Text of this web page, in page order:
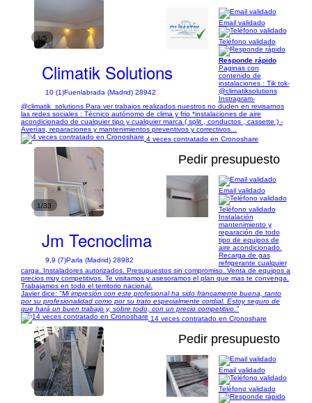
1/5
Climatik Solutions
10 (1)Fuenlabrada (Madrid) 28942
Email validado
Teléfono validado
Responde rápido
Paginas con
contenido de
instalaciones : Tik tok-
@climatiksolutions
Instragram-
@climatik_solutions Para ver trabajos realizados nuestros no duden en revisarnos
las redes sociales : Técnico autónomo de clima y frio *instalaciones de aire
acondicionado de cualquier tipo y cualquier marca ( split , conductos , cassette ) -
Averías, reparaciones y mantenimientos preventivos y correctivos...
4 veces contratado en Cronoshare
1/33
Pedir presupuesto
Jm Tecnoclima
9,9 (7)Parla (Madrid) 28982
Email validado
Teléfono validado
Instalación
mantenimiento y
reparación de todo
tipo de equipos de
aire acondicionado.
Recarga de gas
refrigerante cualquier
carga. Instaladores autorizados. Presupuestos sin compromiso. Venta de equipos a
precios muy competitivos. Te visitamos y asesoramos el plan que mas te convenga.
Trabajamos en todo el territorio nacional.
Javier dice: "Mi impresión con este profesional ha sido francamente buena, tanto
por su profesionalidad como por su trato especialmente cordial. Estoy seguro de
que hará un buen trabajo y, sobre todo, con un precio competitivo."
14 veces contratado en Cronoshare
1/6
Pedir presupuesto
Email validado
Teléfono validado